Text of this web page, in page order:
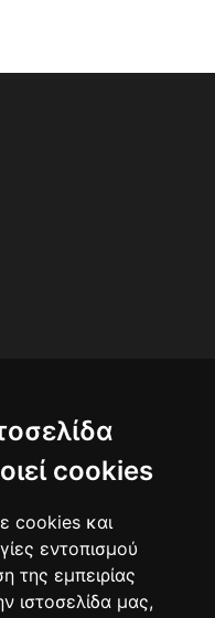
cookies
cookies και
εντοπισμού
της εμπειρίας
ιστοσελίδα μας,